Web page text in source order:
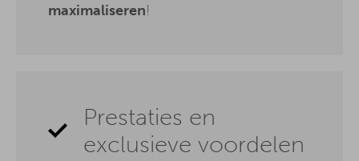
maximaliseren!
Prestaties en
exclusieve voordelen